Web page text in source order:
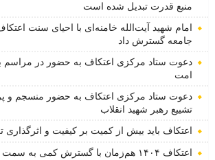
منبع قدرت تبدیل شده است
امام شهید آیت‌الله خامنه‌ای با احیای سنت
جامعه گسترش داد
دعوت ستاد مرکزی اعتکاف به حضور در مراسم
امت
دعوت ستاد مرکزی اعتکاف به حضور منسجم و
تشییع رهبر شهید انقلاب
اعتکاف باید بیش از کمیت بر کیفیت و اثرگذاری
اعتکاف ۱۴۰۴ هم‌زمان با گسترش کمی